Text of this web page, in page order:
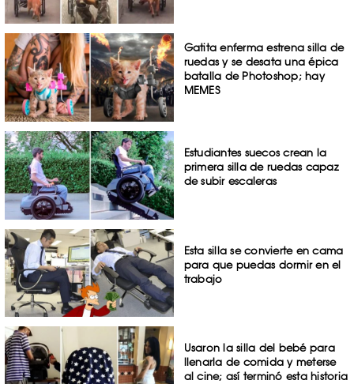
Gatita enferma estrena silla de
ruedas y se desata una épica
batalla de Photoshop; hay
MEMES
Estudiantes suecos crean la
primera silla de ruedas capaz
de subir escaleras
Esta silla se convierte en cama
para que puedas dormir en el
trabajo
Usaron la silla del bebé para
llenarla de comida y meterse
al cine; así terminó esta historia